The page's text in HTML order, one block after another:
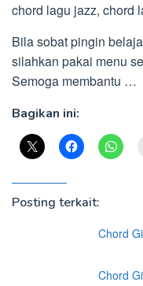
chord lagu jazz, chord
Bila sobat pingin
silahkan pakai menu
Semoga membantu …
Bagikan ini:
Posting terkait:
Chord
Chord